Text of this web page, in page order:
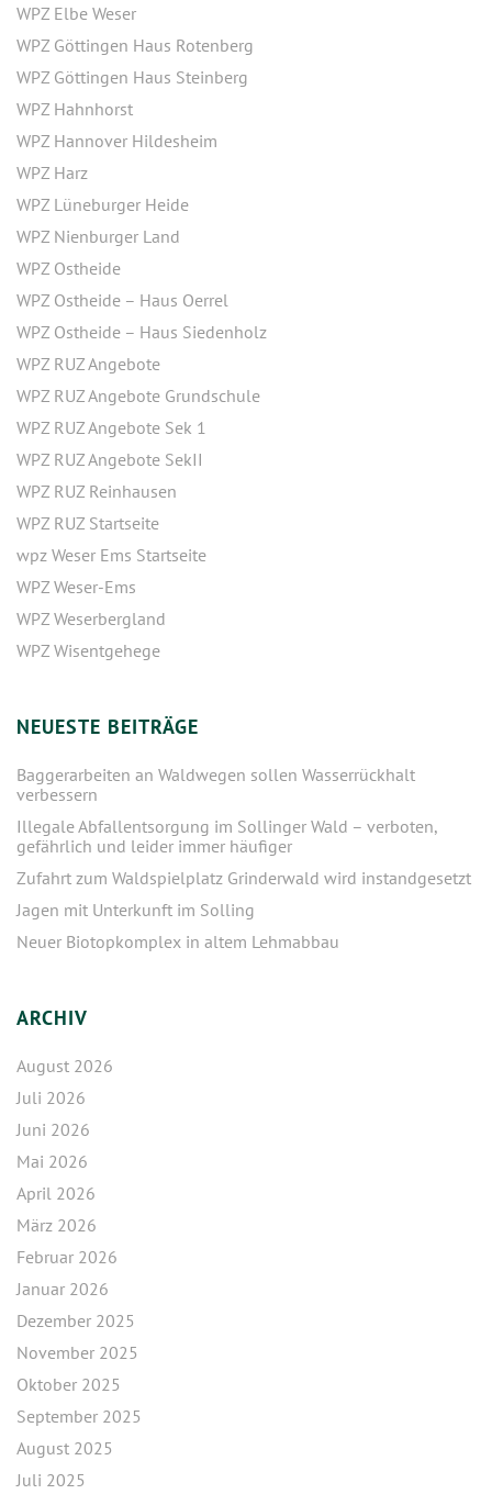
WPZ Elbe Weser
WPZ Göttingen Haus Rotenberg
WPZ Göttingen Haus Steinberg
WPZ Hahnhorst
WPZ Hannover Hildesheim
WPZ Harz
WPZ Lüneburger Heide
WPZ Nienburger Land
WPZ Ostheide
WPZ Ostheide – Haus Oerrel
WPZ Ostheide – Haus Siedenholz
WPZ RUZ Angebote
WPZ RUZ Angebote Grundschule
WPZ RUZ Angebote Sek 1
WPZ RUZ Angebote SekII
WPZ RUZ Reinhausen
WPZ RUZ Startseite
wpz Weser Ems Startseite
WPZ Weser-Ems
WPZ Weserbergland
WPZ Wisentgehege
NEUESTE BEITRÄGE
Baggerarbeiten an Waldwegen sollen Wasserrückhalt
verbessern
Illegale Abfallentsorgung im Sollinger Wald – verboten,
gefährlich und leider immer häufiger
Zufahrt zum Waldspielplatz Grinderwald wird instandgesetzt
Jagen mit Unterkunft im Solling
Neuer Biotopkomplex in altem Lehmabbau
ARCHIV
August 2026
Juli 2026
Juni 2026
Mai 2026
April 2026
März 2026
Februar 2026
Januar 2026
Dezember 2025
November 2025
Oktober 2025
September 2025
August 2025
Juli 2025